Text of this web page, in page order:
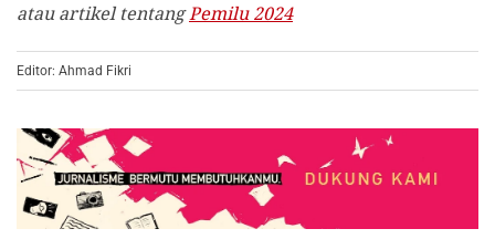
atau artikel tentangPemilu 2024
Editor: Ahmad Fikri